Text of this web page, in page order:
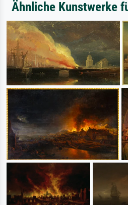
Ähnliche Kunstwerke